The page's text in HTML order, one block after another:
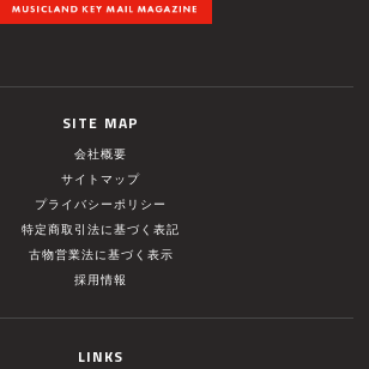
SITE MAP
会社概要
サイトマップ
プライバシーポリシー
特定商取引法に基づく表記
古物営業法に基づく表示
採用情報
LINKS